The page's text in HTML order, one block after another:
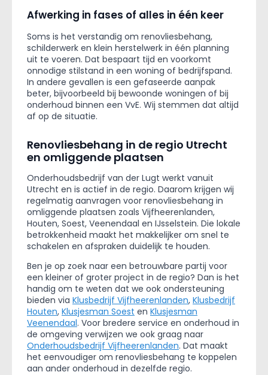
Afwerking in fases of alles in één keer
Soms is het verstandig om renovliesbehang,
schilderwerk en klein herstelwerk in één planning
uit te voeren. Dat bespaart tijd en voorkomt
onnodige stilstand in een woning of bedrijfspand.
In andere gevallen is een gefaseerde aanpak
beter, bijvoorbeeld bij bewoonde woningen of bij
onderhoud binnen een VvE. Wij stemmen dat altijd
af op de situatie.
Renovliesbehang in de regio Utrecht
en omliggende plaatsen
Onderhoudsbedrijf van der Lugt werkt vanuit
Utrecht en is actief in de regio. Daarom krijgen wij
regelmatig aanvragen voor renovliesbehang in
omliggende plaatsen zoals Vijfheerenlanden,
Houten, Soest, Veenendaal en IJsselstein. Die lokale
betrokkenheid maakt het makkelijker om snel te
schakelen en afspraken duidelijk te houden.
Ben je op zoek naar een betrouwbare partij voor
een kleiner of groter project in de regio? Dan is het
handig om te weten dat we ook ondersteuning
bieden via Klusbedrijf Vijfheerenlanden, Klusbedrijf
Houten, Klusjesman Soest en Klusjesman
Veenendaal. Voor bredere service en onderhoud in
de omgeving verwijzen we ook graag naar
Onderhoudsbedrijf Vijfheerenlanden. Dat maakt
het eenvoudiger om renovliesbehang te koppelen
aan ander onderhoud in dezelfde regio.